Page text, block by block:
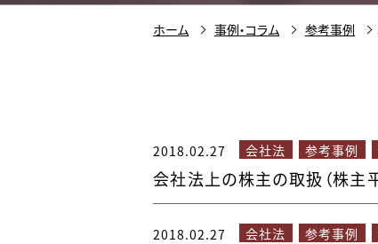
ホーム 事例・コラム 参考事例
2018.02.27 会社法 参考事例
会社法上の株主の取扱（株主
2018.02.27 会社法 参考事例